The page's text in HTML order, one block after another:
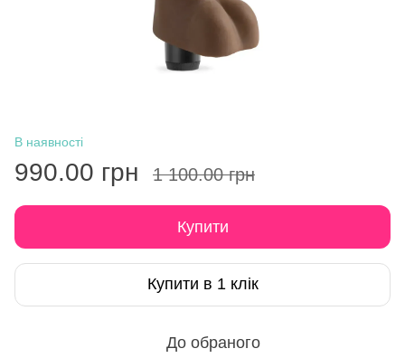
В наявності
990.00 грн 1 100.00 грн
Купити
Купити в 1 клік
До обраного